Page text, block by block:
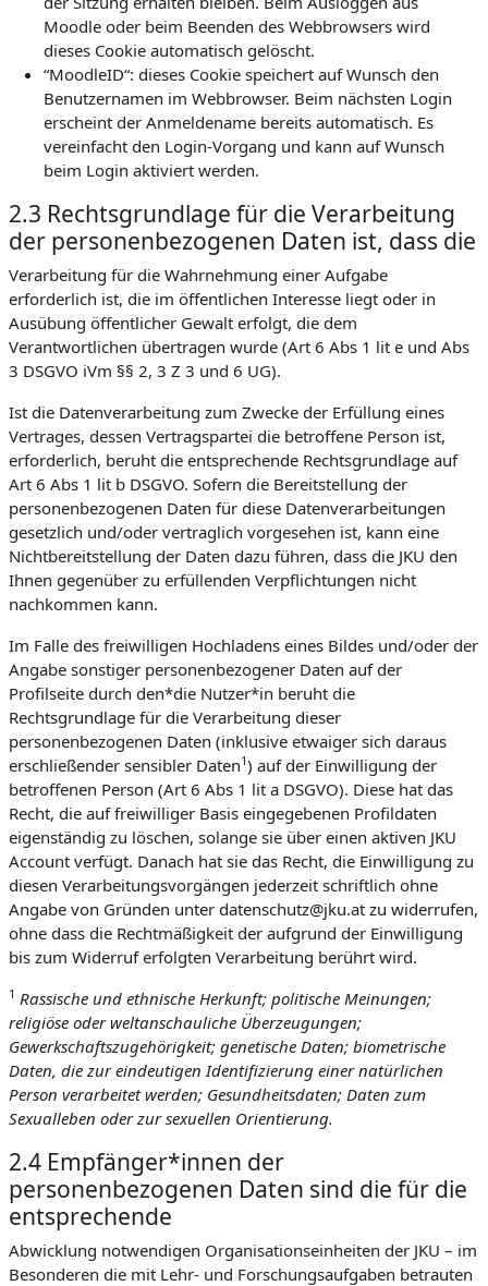
Moodle oder beim Beenden des Webbrowsers wird
dieses Cookie automatisch gelöscht.
“MoodleID“: dieses Cookie speichert auf Wunsch den
Benutzernamen im Webbrowser. Beim nächsten Login
erscheint der Anmeldename bereits automatisch. Es
vereinfacht den Login-Vorgang und kann auf Wunsch
beim Login aktiviert werden.
2.3 Rechtsgrundlage für die Verarbeitung
der personenbezogenen Daten ist, dass die
Verarbeitung für die Wahrnehmung einer Aufgabe
erforderlich ist, die im öffentlichen Interesse liegt oder in
Ausübung öffentlicher Gewalt erfolgt, die dem
Verantwortlichen übertragen wurde (Art 6 Abs 1 lit e und Abs
3 DSGVO iVm §§ 2, 3 Z 3 und 6 UG).
Ist die Datenverarbeitung zum Zwecke der Erfüllung eines
Vertrages, dessen Vertragspartei die betroffene Person ist,
erforderlich, beruht die entsprechende Rechtsgrundlage auf
Art 6 Abs 1 lit b DSGVO. Sofern die Bereitstellung der
personenbezogenen Daten für diese Datenverarbeitungen
gesetzlich und/oder vertraglich vorgesehen ist, kann eine
Nichtbereitstellung der Daten dazu führen, dass die JKU den
Ihnen gegenüber zu erfüllenden Verpflichtungen nicht
nachkommen kann.
Im Falle des freiwilligen Hochladens eines Bildes und/oder der
Angabe sonstiger personenbezogener Daten auf der
Profilseite durch den*die Nutzer*in beruht die
Rechtsgrundlage für die Verarbeitung dieser
personenbezogenen Daten (inklusive etwaiger sich daraus
erschließender sensibler Daten1) auf der Einwilligung der
betroffenen Person (Art 6 Abs 1 lit a DSGVO). Diese hat das
Recht, die auf freiwilliger Basis eingegebenen Profildaten
eigenständig zu löschen, solange sie über einen aktiven JKU
Account verfügt. Danach hat sie das Recht, die Einwilligung zu
diesen Verarbeitungsvorgängen jederzeit schriftlich ohne
Angabe von Gründen unter datenschutz@jku.at zu widerrufen,
ohne dass die Rechtmäßigkeit der aufgrund der Einwilligung
bis zum Widerruf erfolgten Verarbeitung berührt wird.
1 Rassische und ethnische Herkunft; politische Meinungen;
religiöse oder weltanschauliche Überzeugungen;
Gewerkschaftszugehörigkeit; genetische Daten; biometrische
Daten, die zur eindeutigen Identifizierung einer natürlichen
Person verarbeitet werden; Gesundheitsdaten; Daten zum
Sexualleben oder zur sexuellen Orientierung.
2.4 Empfänger*innen der
personenbezogenen Daten sind die für die
entsprechende
Abwicklung notwendigen Organisationseinheiten der JKU – im
Besonderen die mit Lehr- und Forschungsaufgaben betrauten